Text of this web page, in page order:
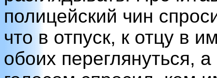
полицейский чин
что в отпуск, к отцу в
обоих переглянуться,